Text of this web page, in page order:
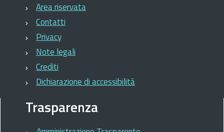
Area riservata
Contatti
Privacy
Note legali
Crediti
Dichiarazione di accessibilità
Trasparenza